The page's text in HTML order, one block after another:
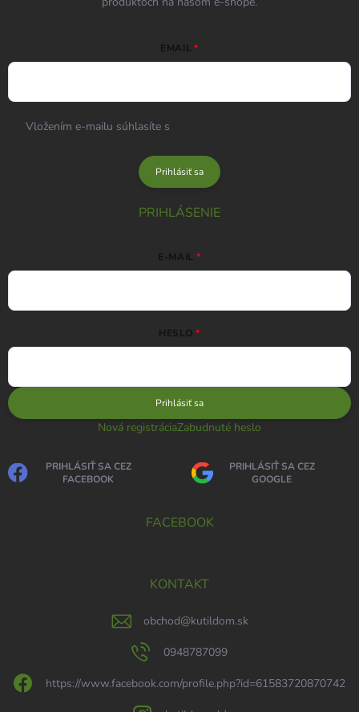
EMAIL
Vložením e-mailu súhlasíte s
Prihlásiť sa
PRIHLÁSENIE
E-MAIL
HESLO
Prihlásiť sa
Nová registráciaZabudnuté heslo
PRIHLÁSIŤ SA CEZ
FACEBOOK
PRIHLÁSIŤ SA CEZ
GOOGLE
FACEBOOK
KONTAKT
obchod@kutildom.sk
0948787099
https://www.facebook.com/profile.php?id=61583720870742